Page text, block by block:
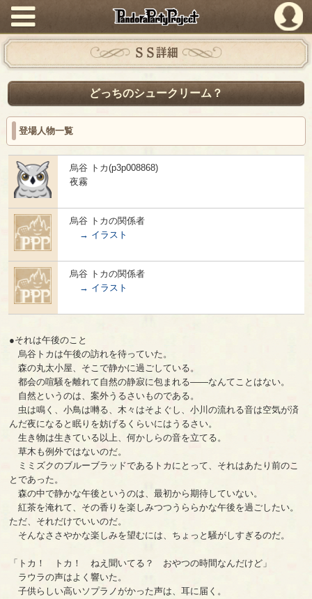
PandoraPartyProject
ＳＳ詳細
どっちのシュークリーム？
登場人物一覧
烏谷 トカ(p3p008868)
夜霧
烏谷 トカの関係者
→ イラスト
烏谷 トカの関係者
→ イラスト
●それは午後のこと
烏谷トカは午後の訪れを待っていた。
森の丸太小屋、そこで静かに過ごしている。
都会の喧騒を離れて自然の静寂に包まれる――なんてことはない。
自然というのは、案外うるさいものである。
虫は鳴く、小鳥は囀る、木々はそよぐし、小川の流れる音は空気が済
んだ夜になると眠りを妨げるくらいにはうるさい。
生き物は生きている以上、何かしらの音を立てる。
草木も例外ではないのだ。
ミミズクのブルーブラッドであるトカにとって、それはあたり前のこ
とであった。
森の中で静かな午後というのは、最初から期待していない。
紅茶を淹れて、その香りを楽しみつつうららかな午後を過ごしたい。
ただ、それだけでいいのだ。
そんなささやかな楽しみを望むには、ちょっと騒がしすぎるのだ。
「トカ！ トカ！ ねえ聞いてる？ おやつの時間なんだけど」
ラウラの声はよく響いた。
子供らしい高いソプラノがかった声は、耳に届く。